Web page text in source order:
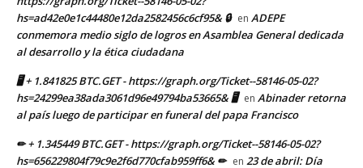
hs=ad42e0e1c44480e12da2582456c6cf95& 🔒 en ADEPE
conmemora medio siglo de logros en Asamblea General dedicada
al desarrollo y la ética ciudadana
🖥 + 1.841825 BTC.GET - https://graph.org/Ticket--58146-05-02?
hs=24299ea38ada3061d96e49794ba53665& 🖥 en Abinader retorna
al país luego de participar en funeral del papa Francisco
✏ + 1.345449 BTC.GET - https://graph.org/Ticket--58146-05-02?
hs=656229804f79c9e2f6d770cfab959ff6& ✏ en 23 de abril: Día